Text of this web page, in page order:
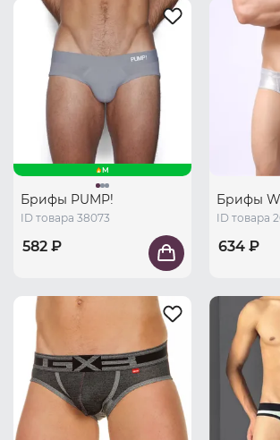
M
Брифы PUMP!
ID товара 38073
582 ₽
Брифы
ID товара
634 ₽